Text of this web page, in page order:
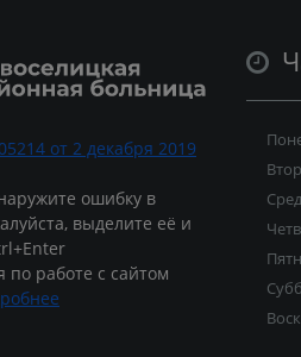
от 2 декабря 2019
ошибку в
выделите её и
по работе с сайтом